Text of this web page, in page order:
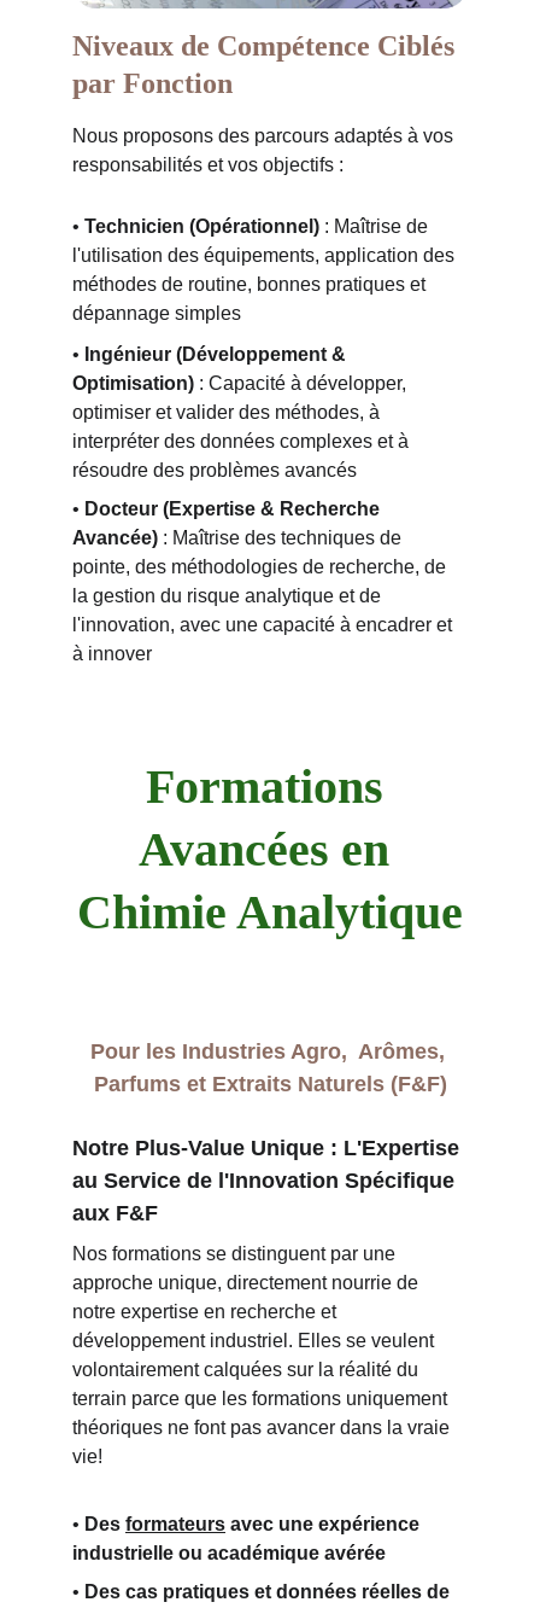
Niveaux de Compétence Ciblés
par Fonction
Nous proposons des parcours adaptés à vos
responsabilités et vos objectifs :
• Technicien (Opérationnel) : Maîtrise de
l'utilisation des équipements, application des
méthodes de routine, bonnes pratiques et
dépannage simples
• Ingénieur (Développement &
Optimisation) : Capacité à développer,
optimiser et valider des méthodes, à
interpréter des données complexes et à
résoudre des problèmes avancés
• Docteur (Expertise & Recherche
Avancée) : Maîtrise des techniques de
pointe, des méthodologies de recherche, de
la gestion du risque analytique et de
l'innovation, avec une capacité à encadrer et
à innover
Formations
Avancées en
Chimie Analytique
Pour les Industries Agro,  Arômes,
Parfums et Extraits Naturels (F&F)
Notre Plus-Value Unique : L'Expertise
au Service de l'Innovation Spécifique
aux F&F
Nos formations se distinguent par une
approche unique, directement nourrie de
notre expertise en recherche et
développement industriel. Elles se veulent
volontairement calquées sur la réalité du
terrain parce que les formations uniquement
théoriques ne font pas avancer dans la vraie
vie!
• Des formateurs avec une expérience
industrielle ou académique avérée
• Des cas pratiques et données réelles de